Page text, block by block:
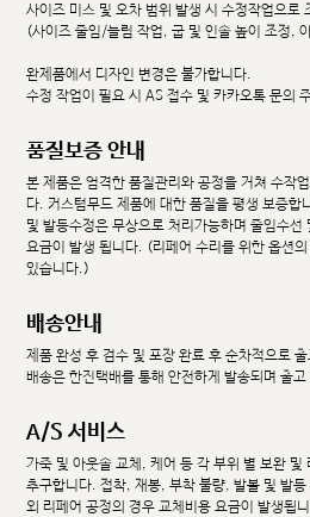
사이즈 미스 및 오차 범위 발생 시 수정작업으로
(사이즈 줄임/늘림 작업, 굽 및 인솔 높이 조정,
완제품에서 디자인 변경은 불가합니다.
수정 작업이 필요 시 AS 접수 및 카카오톡 문의
품질보증 안내
본 제품은 엄격한 품질관리와 공정을 거쳐 수작
다. 커스텀무드 제품에 대한 품질을 평생 보증
및 발등수정은 무상으로 처리가능하며 줄임수선
요금이 발생 됩니다. (리페어 수리를 위한 옵션
있습니다.)
배송안내
제품 완성 후 검수 및 포장 완료 후 순차적으로
배송은 한진택배를 통해 안전하게 발송되며 출
A/S 서비스
가죽 및 아웃솔 교체, 케어 등 각 부위 별 보완 및
추구합니다. 접착, 재봉, 부착 불량, 발볼 및 발
외 리페어 공정의 경우 교체비용 요금이 발생됩